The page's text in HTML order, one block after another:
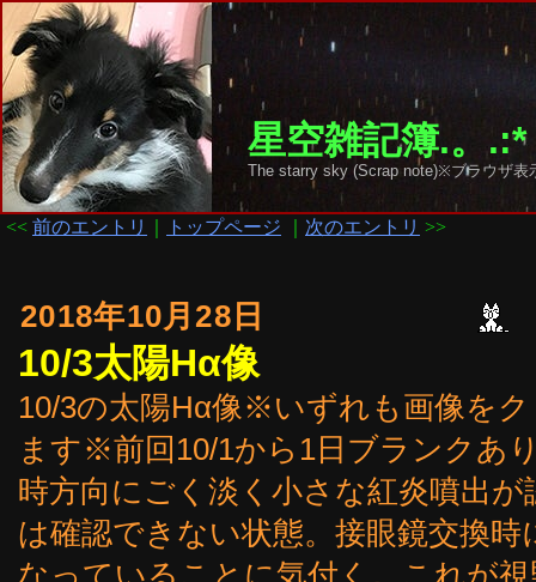
星空雑記簿.。
The starry sky (Scrap note)※ブラウザ
<< 前のエントリ トップページ 次のエントリ >>
2018年10月28日
10/3太陽Hα像
10/3の太陽Hα像※いずれも画像を
ます※前回10/1から1日ブランクあ
時方向にごく淡く小さな紅炎噴出
は確認できない状態。接眼鏡交換
なっていることに気付く。これが